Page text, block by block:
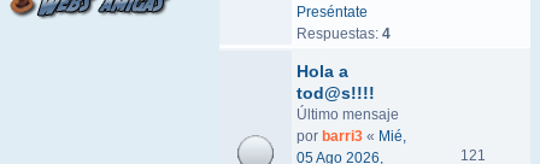
Preséntate
Respuestas: 4
Hola a
tod@s!!!!
Último mensaje
por barri3 « Mié,
05 Ago 2026,
121